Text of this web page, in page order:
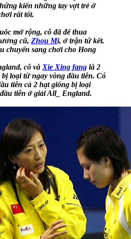
kiến những tay vợt trẻ ở
rất tốt.
mở rộng, cô đã để thua
cũ, Zhou Mi, ở trận tứ kết.
chuyển sang chơi cho Hong
cô và Xie Xing fang là 2
loại từ ngay vòng đầu tiên. Có
tiên cả 2 hạt giống bị loại
tiên ở giải All_ England.